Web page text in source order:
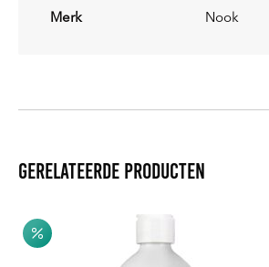
Merk Nook
Gerelateerde producten
Biancospino & Aloë
€8,20 €18,75